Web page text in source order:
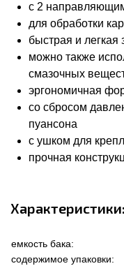
с 2
для обработки
быстрая и легкая
можно также
смазочных
эргономичная
со сбросом
пуансона
с ушком для
прочная
Характеристики:
емкость бака:
содержимое упаковки: